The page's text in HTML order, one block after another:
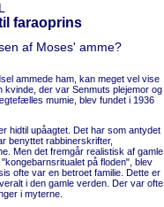
faraoprins
af Moses' amme?
ammede ham, kan meget vel vise
kvinde, der var Senmuts plejemor og
mumie, blev fundet i 1936
hidtil upåagtet. Det har som antydet
benyttet rabbinerskrifter,
Men det fremgår realistisk af gamle
på floden", blev
ofte var en betroet familie. Dette er
i den gamle verden. Der var ofte
i myterne.